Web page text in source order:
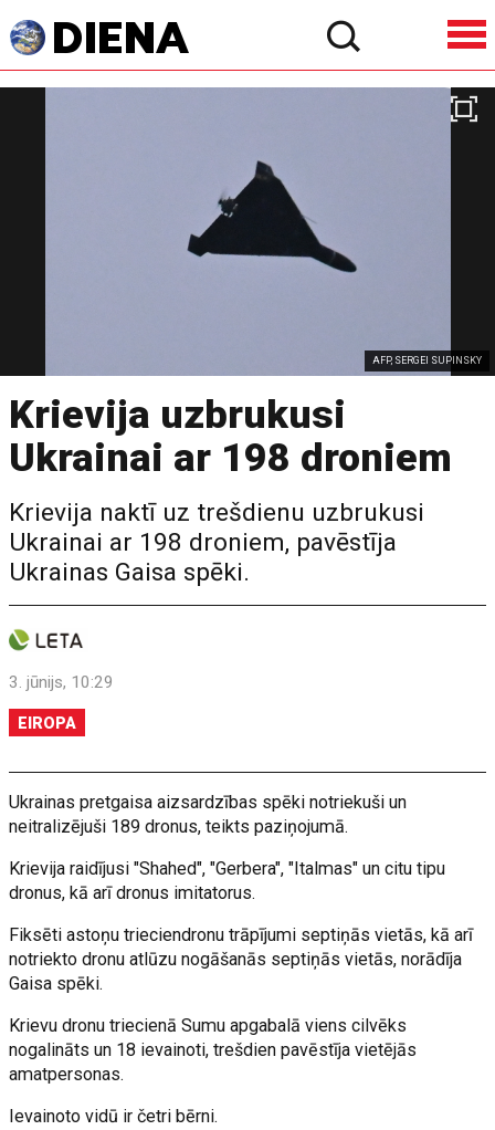
AFP, SERGEI SUPINSKY
Krievija uzbrukusi
Ukrainai ar 198 droniem
Krievija naktī uz trešdienu uzbrukusi
Ukrainai ar 198 droniem, pavēstīja
Ukrainas Gaisa spēki.
3. jūnijs, 10:29
EIROPA
Ukrainas pretgaisa aizsardzības spēki notriekuši un
neitralizējuši 189 dronus, teikts paziņojumā.
Krievija raidījusi "Shahed", "Gerbera", "Italmas" un citu tipu
dronus, kā arī dronus imitatorus.
Fiksēti astoņu trieciendronu trāpījumi septiņās vietās, kā arī
notriekto dronu atlūzu nogāšanās septiņās vietās, norādīja
Gaisa spēki.
Krievu dronu triecienā Sumu apgabalā viens cilvēks
nogalināts un 18 ievainoti, trešdien pavēstīja vietējās
amatpersonas.
Ievainoto vidū ir četri bērni.